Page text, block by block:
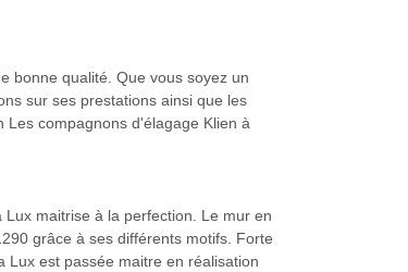
bonne qualité. Que vous soyez un
sur ses prestations ainsi que les
Les compagnons d'élagage Klien à
Lux maitrise à la perfection. Le mur en
grâce à ses différents motifs. Forte
Lux est passée maitre en réalisation